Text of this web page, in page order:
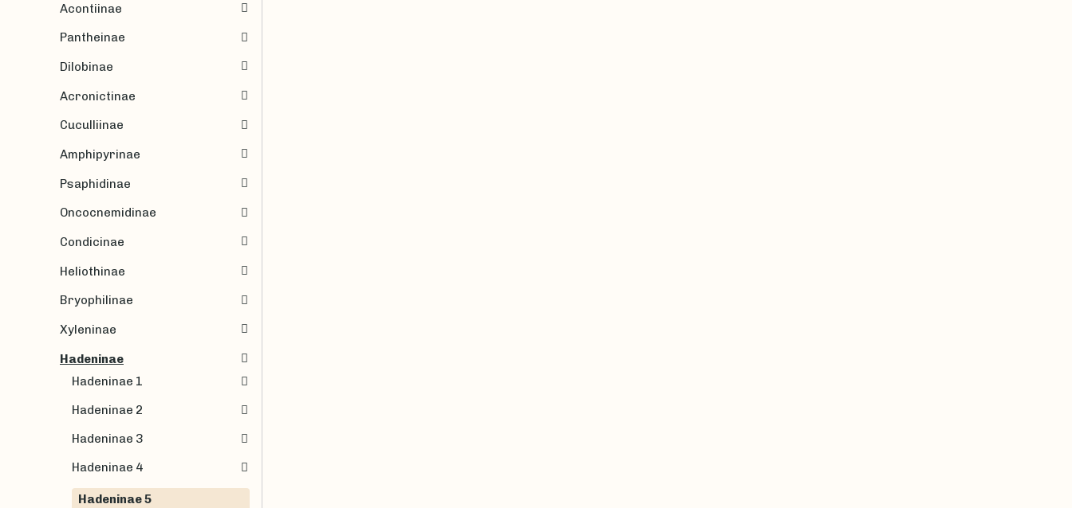
Acontiinae
Pantheinae
Dilobinae
Acronictinae
Cuculliinae
Amphipyrinae
Psaphidinae
Oncocnemidinae
Condicinae
Heliothinae
Bryophilinae
Xyleninae
Hadeninae
Hadeninae 1
Hadeninae 2
Hadeninae 3
Hadeninae 4
Hadeninae 5